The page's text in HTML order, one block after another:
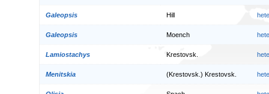
Galeopsis Hill
Galeopsis Moench
Lamiostachys Krestovsk.
Menitskia (Krestovsk.) Krestovsk.